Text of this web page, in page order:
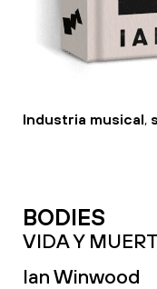
Industria musical,
BODIES
VIDA Y
Ian Winwood